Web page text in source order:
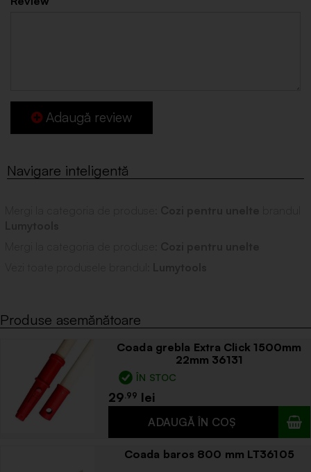
Adaugă review
Produse asemănătoare
Coada grebla Extra Click 1500mm
22mm 36131
ÎN STOC
29.99
Coada baros 800 mm LT36105